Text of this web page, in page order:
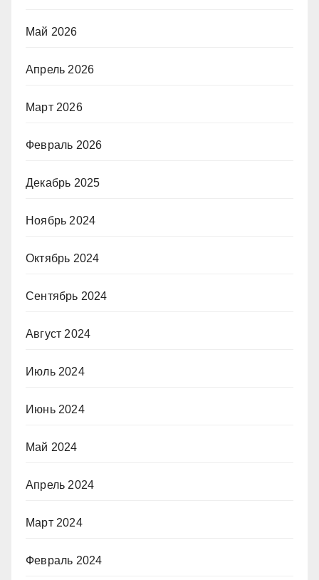
Май 2026
Апрель 2026
Март 2026
Февраль 2026
Декабрь 2025
Ноябрь 2024
Октябрь 2024
Сентябрь 2024
Август 2024
Июль 2024
Июнь 2024
Май 2024
Апрель 2024
Март 2024
Февраль 2024